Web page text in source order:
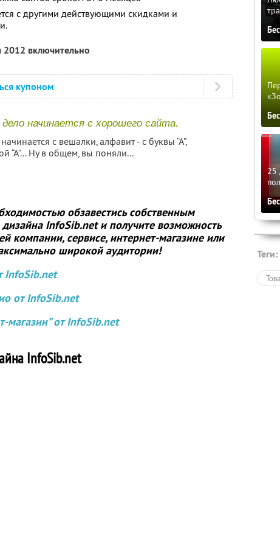
с другими действующими скидками и
2012 включительно
купоном
начинается с хорошего сайта.
с вешалки, алфавит - с буквы “А”,
“А”... Ну в общем, вы поняли...
обзавестись собственным
дизайна InfoSib.netи получите возможность
сервисе, интернет-магазине или
широкой аудитории!
InfoSib.net
от InfoSib.net
магазин” от InfoSib.net
InfoSib.net
25
Теги: